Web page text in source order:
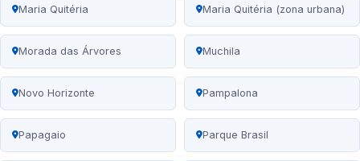
Maria Quitéria Maria Quitéria (zona urbana)
Morada das Árvores Muchila
Novo Horizonte Pampalona
Papagaio Parque Brasil